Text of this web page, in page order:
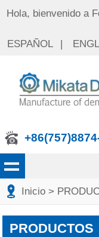
Hola, bienvenido a
ESPAÑOL
Inicio >
PRODUCTOS